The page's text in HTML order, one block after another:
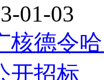
01-03
核德令
开招标